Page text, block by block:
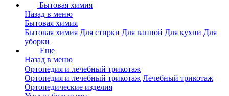
Бытовая химия
Назад в меню
Бытовая химия
Бытовая химия Для стирки Для ванной Для кухни Для
уборки
Еще
Назад в меню
Ортопедия и лечебный трикотаж
Ортопедия и лечебный трикотаж Лечебный трикотаж
Ортопедические изделия